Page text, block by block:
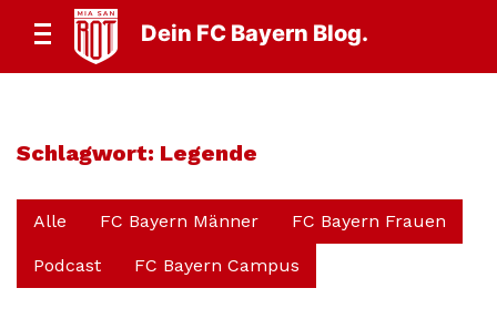
Dein FC Bayern Blog.
Schlagwort: Legende
Alle FC Bayern Männer FC Bayern Frauen
Podcast FC Bayern Campus